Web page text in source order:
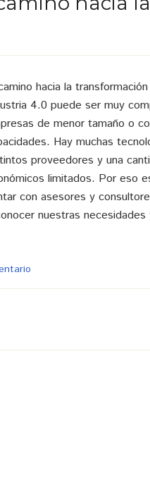
hacia la
4.0 puede ser muy
de menor tamaño o
Hay muchas
proveedores y una
limitados. Por eso
con asesores y
nuestras necesidades